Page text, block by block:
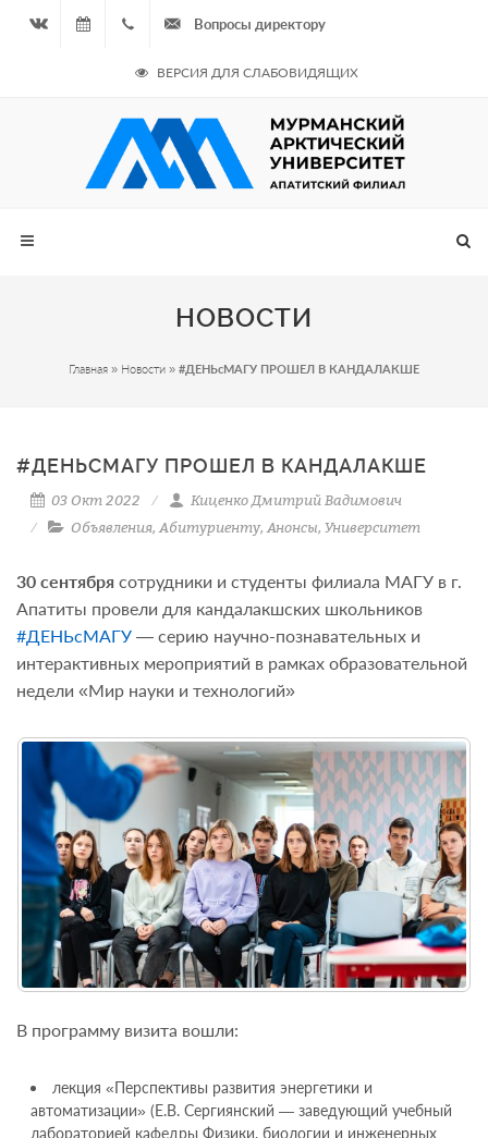
07.08.2026
- Чётная
неделя
964
687
Вопросы директору
ВЕРСИЯ ДЛЯ СЛАБОВИДЯЩИХ
НОВОСТИ
Главная » Новости » #ДЕНЬcМАГУ ПРОШЕЛ В КАНДАЛАКШЕ
#ДЕНЬCМАГУ ПРОШЕЛ В КАНДАЛАКШЕ
03 Окт 2022
Киценко Дмитрий Вадимович
Объявления, Абитуриенту, Анонсы, Университет
30 сентября сотрудники и студенты филиала МАГУ в г.
Апатиты провели для кандалакшских школьников
#ДЕНЬсМАГУ — серию научно-познавательных и
интерактивных мероприятий в рамках образовательной
недели «Мир науки и технологий»
В программу визита вошли:
лекция «Перспективы развития энергетики и
автоматизации» (Е.В. Сергиянский — заведующий учебный
лабораторией кафедры Физики, биологии и инженерных